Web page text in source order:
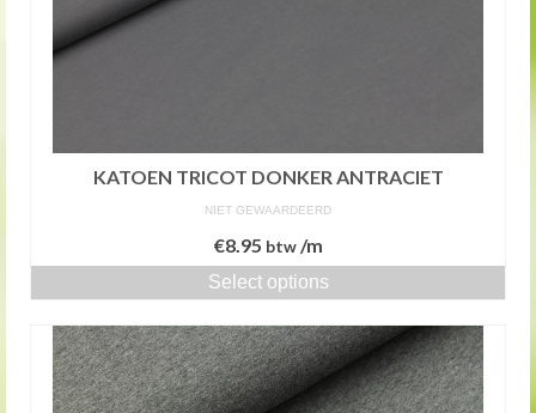
KATOEN TRICOT DONKER ANTRACIET
NIET GEWAARDEERD
€8.95 btw/m
Select options